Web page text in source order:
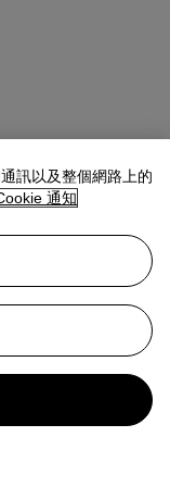
精品
訊以及整個網路上的
通知